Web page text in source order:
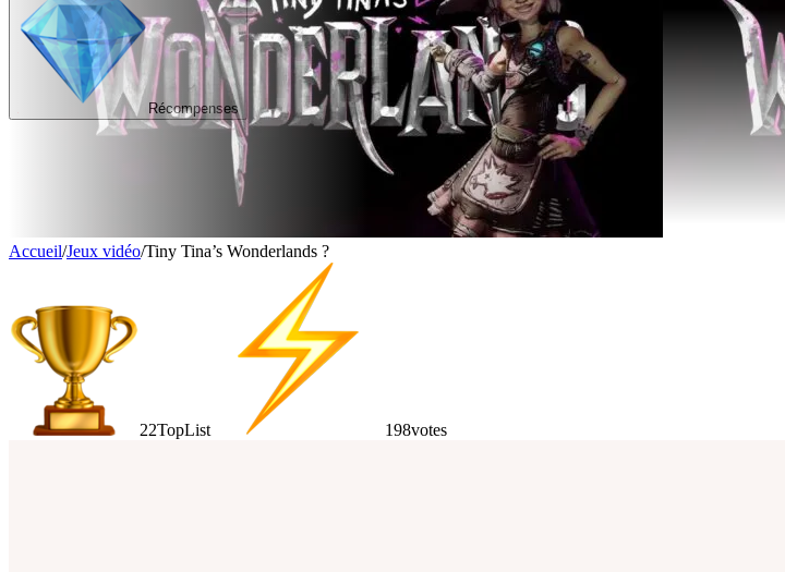
Récompenses
Accueil/Jeux vidéo/Tiny Tina’s Wonderlands ?
22TopList 198votes